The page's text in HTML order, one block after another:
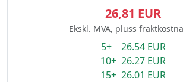
26,81 EUR
Ekskl. MVA, pluss
5+ 26.54 EUR
10+ 26.27 EUR
15+ 26.01 EUR